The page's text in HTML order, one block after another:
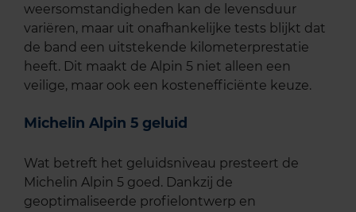
weersomstandigheden kan de levensduur
variëren, maar uit onafhankelijke tests blijkt dat
de band een uitstekende kilometerprestatie
heeft. Dit maakt de Alpin 5 niet alleen een
veilige, maar ook een kostenefficiënte keuze.
Michelin Alpin 5 geluid
Wat betreft het geluidsniveau presteert de
Michelin Alpin 5 goed. Dankzij de
geoptimaliseerde profielontwerp en